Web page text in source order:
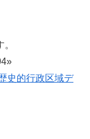
史的行政区域デ